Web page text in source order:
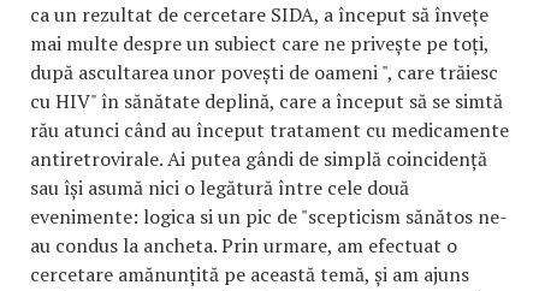
ca un rezultat de cercetare SIDA, a început să învețe
mai multe despre un subiect care ne privește pe toți,
după ascultarea unor povești de oameni ", care trăiesc
cu HIV" în sănătate deplină, care a început să se simtă
rău atunci când au început tratament cu medicamente
antiretrovirale. Ai putea gândi de simplă coincidență
sau își asumă nici o legătură între cele două
evenimente: logica si un pic de "scepticism sănătos ne-
au condus la ancheta. Prin urmare, am efectuat o
cercetare amănunțită pe această temă, și am ajuns